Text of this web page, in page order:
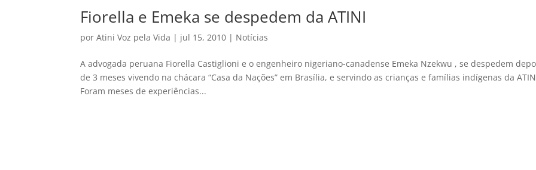
Fiorella e Emeka se despedem da ATINI
porAtini Voz pela Vida | jul 15, 2010 | Notícias
A advogada peruana Fiorella Castiglioni e o engenheiro nigeriano-canadense Emeka Nzekwu , se despedem
de 3 meses vivendo na chácara “Casa da Nações” em Brasília, e servindo as crianças e famílias indígenas da
Foram meses de experiências...